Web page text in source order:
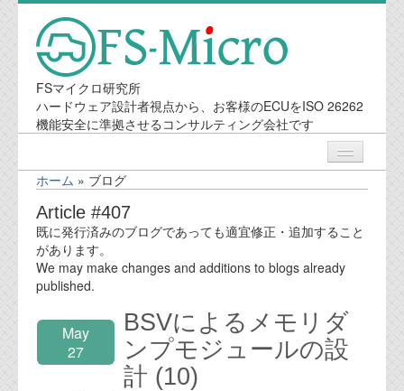
FSマイクロ研究所
ハードウェア設計者視点から、お客様のECUをISO 26262
機能安全に準拠させるコンサルティング会社です
ニュース
業務内容
会社案内
ホーム » ブログ
Article #407
既に発行済みのブログであっても適宜修正・追加すること
があります。
We may make changes and additions to blogs already
published.
May
27
BSVによるメモリダ
ンプモジュールの設
計 (10)